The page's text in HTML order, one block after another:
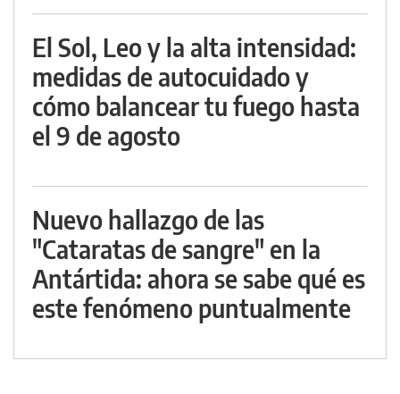
El Sol, Leo y la alta intensidad:
medidas de autocuidado y
cómo balancear tu fuego hasta
el 9 de agosto
Nuevo hallazgo de las
"Cataratas de sangre" en la
Antártida: ahora se sabe qué es
este fenómeno puntualmente